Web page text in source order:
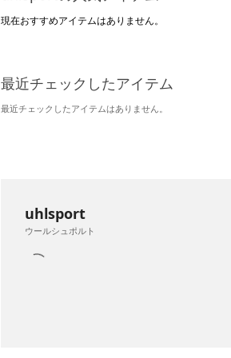
現在おすすめアイテムはありません。
最近チェックしたアイテム
最近チェックしたアイテムはありません。
uhlsport
ウールシュポルト